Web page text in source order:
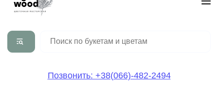
Позвонить: +38(066)-482-2494